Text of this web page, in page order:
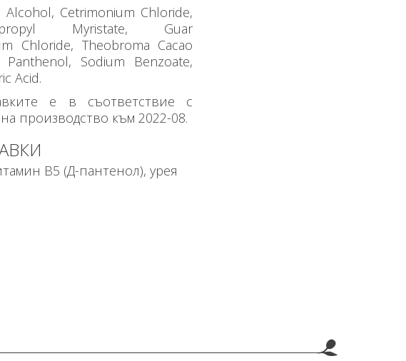
Alcohol, Cetrimonium Chloride,
Myristate, Guar
Chloride, Theobroma Cacao
Sodium Benzoate,
Acid.
е в съответствие с
производство към 2022-08.
В5 (Д-пантенол), урея